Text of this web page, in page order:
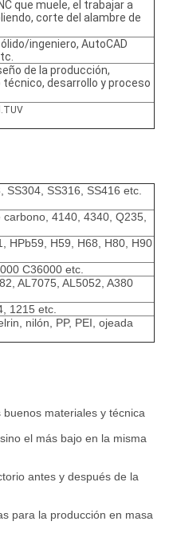
que muele, el trabajar a
corte del alambre de
ingeniero, AutoCAD
de la producción,
desarrollo y proceso
SS304, SS316, SS416 etc.
4140, 4340, Q235,
HPb59, H59, H68, H80, H90
C36000 etc.
AL7075, AL5052, A380
1215 etc.
nilón, PP, PEI, ojeada
materiales y técnica
el más bajo en la misma
antes y después de la
para la producción en masa